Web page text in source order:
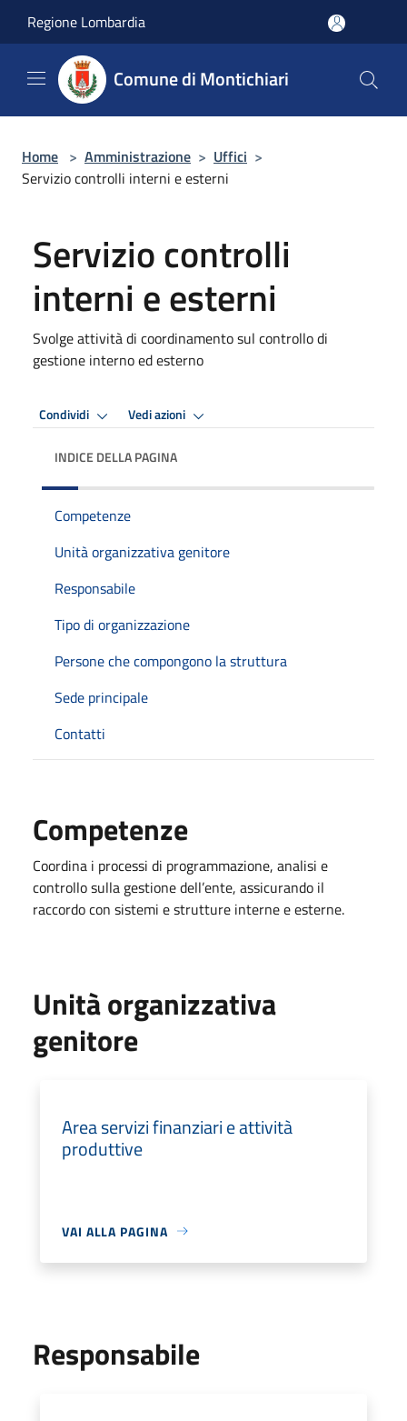
Regione Lombardia
Comune di Montichiari
Home > Amministrazione > Uffici >
Servizio controlli interni e esterni
Servizio controlli
interni e esterni
Svolge attività di coordinamento sul controllo di
gestione interno ed esterno
Condividi Vedi azioni
INDICE DELLA PAGINA
Competenze
Unità organizzativa genitore
Responsabile
Tipo di organizzazione
Persone che compongono la struttura
Sede principale
Contatti
Competenze
Coordina i processi di programmazione, analisi e
controllo sulla gestione dell’ente, assicurando il
raccordo con sistemi e strutture interne e esterne.
Unità organizzativa
genitore
Area servizi finanziari e attività
produttive
VAI ALLA PAGINA
Responsabile